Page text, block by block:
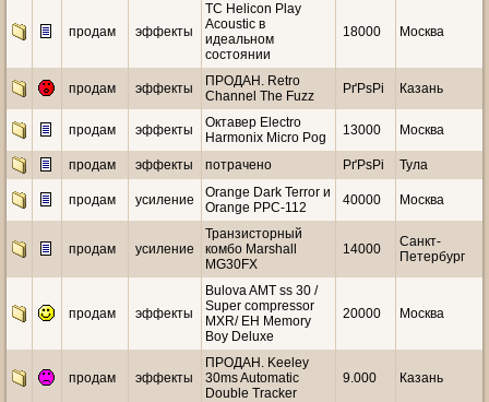
продам эффекты
TC Helicon Play
Acoustic в
идеальном
состоянии
18000 Москва
продам эффекты
ПРОДАН. Retro
Channel The Fuzz
РґРѕРі Казань
продам эффекты
Октавер Electro
Harmonix Micro Pog
13000 Москва
продам эффекты потрачено РґРѕРі Тула
продам усиление
Orange Dark Terror и
Orange PPC-112
40000 Москва
продам усиление
Транзисторный
комбо Marshall
MG30FX
14000
Санкт-
Петербург
продам эффекты
Bulova AMT ss 30 /
Super compressor
MXR/ EH Memory
Boy Deluxe
20000 Москва
продам эффекты
ПРОДАН. Keeley
30ms Automatic
Double Tracker
9.000 Казань